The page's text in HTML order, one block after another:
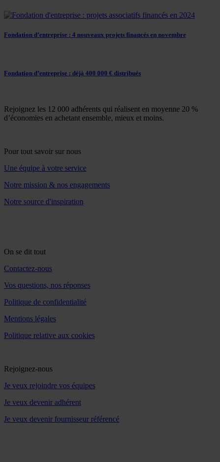
Fondation d’entreprise : 4 nouveaux projets financés en novembre
Fondation d’entreprise : déjà 400 000 € distribués
Rejoignez les 12 000 adhérents qui réalisent en moyenne 20 %
d’économies en achetant ensemble, mieux et moins.
Pour tout savoir sur nous
Une équipe à votre service
Notre mission & nos engagements
Notre source d'inspiration
On se dit tout
Contactez-nous
Vos questions, nos réponses
Politique de confidentialité
Mentions légales
Politique relative aux cookies
Rejoignez-nous
Je veux rejoindre vos équipes
Je veux devenir adhérent
Je veux devenir fournisseur référencé